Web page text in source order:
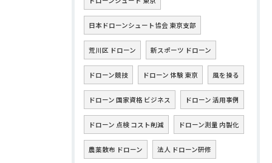
日本ドローンシュート協会 東京支部
荒川区 ドローン 新スポーツ ドローン
ドローン競技 ドローン 体験 東京 風を操る
ドローン 国家資格 ビジネス ドローン 活用事例
ドローン 点検 コスト削減 ドローン測量 内製化
農薬散布 ドローン 法人 ドローン研修